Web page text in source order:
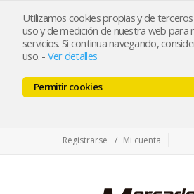
Utilizamos cookies propias y de
uso y de medición de nuestra web para
servicios. Si continua navegando,
uso. - Ver detalles
Permitir cookies
Registrarse
Mi cuenta